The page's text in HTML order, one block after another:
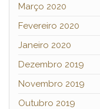
Março 2020
Fevereiro 2020
Janeiro 2020
Dezembro 2019
Novembro 2019
Outubro 2019